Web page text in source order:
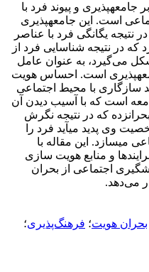
جامعه­پذیری و پیوند فرد با
است. این جامعه­پذیری
یگانگی فرد با عناصر
در نتیجه شناسایی فرد از
می‌گیرد، به عنوان عامل
است. احساس‏ هویت
سازگارى با محیط اجتماعى
است که با آسیب دیدن آن
که در نتیجه نگرش
وى پدید می­آید فرد را
می­سازد. این مقاله با
و منابع هویت سازی
اجتماعی از بحران
می‌دهد.
بحران هویت؛ فرهنگ‌پذیری؛